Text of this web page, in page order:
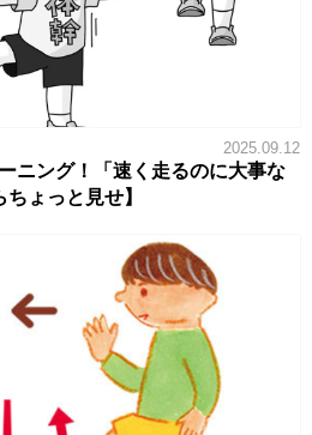
2025.09.12
ニング！「速く走るのに大事な
ょっと見せ】